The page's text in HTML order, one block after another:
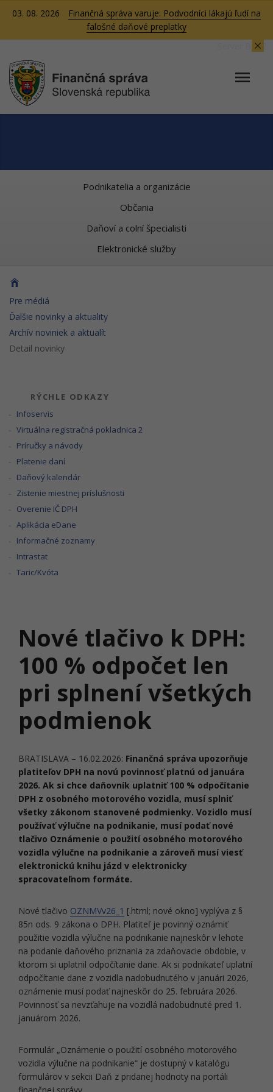
03. 08. 2026
Finančná správa varuje: Podvodníci lákajú ľudí na
falošné daňové preplatky
Server BB02
Podnikatelia a organizácie
Občania
Daňoví a colní špecialisti
Elektronické služby
Pre médiá
Ďalšie novinky a aktuality
Archív noviniek a aktualít
Detail novinky
RÝCHLE ODKAZY
Infoservis
Virtuálna registračná pokladnica 2
Príručky a návody
Platenie daní
Daňový kalendár
Zistenie miestnej príslušnosti
Overenie IČ DPH
Aplikácia eDane
Informačné zoznamy
Intrastat
Taric/Kvóta
Nové tlačivo k DPH:
100 % odpočet len
pri splnení všetkých
podmienok
BRATISLAVA – 16.02.2026: Finančná správa upozorňuje
platiteľov DPH na novú povinnosť platnú od januára
2026. Ak si chce daňovník uplatniť 100 % odpočítanie
DPH z osobného motorového vozidla, musí splniť
všetky zákonom stanovené podmienky. Vozidlo musí
používať výlučne na podnikanie, musí podať nové
tlačivo Oznámenie o použití osobného motorového
vozidla výlučne na podnikanie a zároveň musí viesť
elektronickú knihu jázd v elektronicky
spracovateľnom formáte.
Nové tlačivo OZNMVv26_1 [.html; nové okno] vyplýva z §
85n ods. 9 zákona o DPH. Platiteľ je povinný oznámiť
použitie vozidla výlučne na podnikanie najneskôr v lehote
na podanie daňového priznania za zdaňovacie obdobie, v
ktorom si uplatnil odpočítanie dane. Ak si podnikateľ uplatní
odpočítanie dane z vozidla nadobudnutého v januári 2026,
oznámenie musí podať najneskôr do 25. februára 2026.
Povinnosť sa nevzťahuje na vozidlá nadobudnuté pred 1.
januárom 2026.
Formulár „Oznámenie o použití osobného motorového
vozidla výlučne na podnikanie“ je dostupný v katalógu
formulárov v sekcii Daň z pridanej hodnoty na portáli